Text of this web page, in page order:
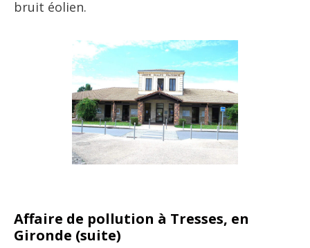
bruit éolien.
Affaire de pollution à Tresses, en
Gironde (suite)